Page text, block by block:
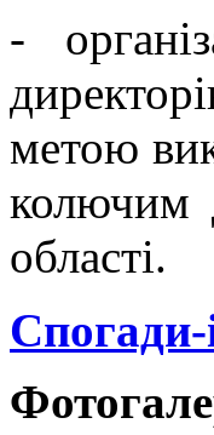
-
метою
колючим
області.